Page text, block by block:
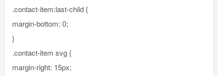
.contact-item:last-child {
margin-bottom: 0;
}
.contact-item svg {
margin-right: 15px;